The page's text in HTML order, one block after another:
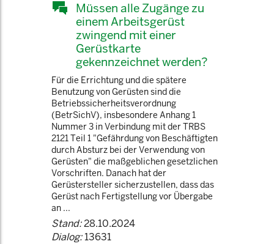
Müssen alle Zugänge zu
einem Arbeitsgerüst
zwingend mit einer
Gerüstkarte
gekennzeichnet werden?
Für die Errichtung und die spätere
Benutzung von Gerüsten sind die
Betriebssicherheitsverordnung
(BetrSichV), insbesondere Anhang 1
Nummer 3 in Verbindung mit der TRBS
2121 Teil 1 "Gefährdung von Beschäftigten
durch Absturz bei der Verwendung von
Gerüsten" die maßgeblichen gesetzlichen
Vorschriften. Danach hat der
Gerüstersteller sicherzustellen, dass das
Gerüst nach Fertigstellung vor Übergabe
an ...
Stand:28.10.2024
Dialog:13631